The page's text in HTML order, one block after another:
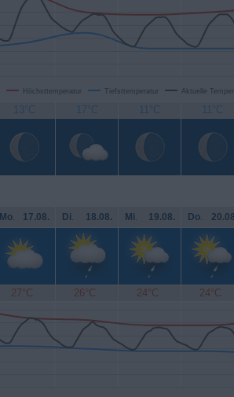
Höchsttemperatur Tiefsttemperatur Aktuelle
13°C 17°C 11°C 11°C
Mo. 17.08. Di. 18.08. Mi. 19.08. Do.
27°C 26°C 24°C 24°C